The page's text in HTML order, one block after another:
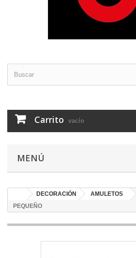
Carrito vacío
MENÚ
DECORACIÓN AMULETOS
PEQUEÑO